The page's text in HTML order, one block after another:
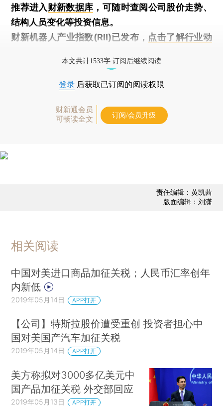
推荐进入财新数据库 ，可随时查阅公司股价走势、
结构人员变化等投资信息。
财新机器人产业指数(RII)已发布， 点击了解行业动
本文共计1533字 订阅后继续阅读
登录 后获取已订阅的阅读权限
财新通会员
可畅读全文
订阅/会员升级
责任编辑：黄凯茜
版面编辑：刘潇
相关阅读
中国对美进口商品加征关税；人民币汇率创年
内新低
2019年05月14日 APP打开
【公司】特斯拉股价遭受重创 投资者担心中
国对美国产汽车加征关税
2019年05月14日 APP打开
美方称拟对3000多亿美元中
国产品加征关税 外交部回应
2019年05月13日 APP打开